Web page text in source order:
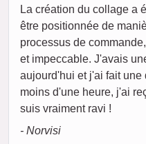
La création du collage a
être positionnée de
processus de
et impeccable. J'avais
aujourd'hui et j'ai fait une
moins d'une heure, j'ai
suis vraiment ravi !
- Norvisi